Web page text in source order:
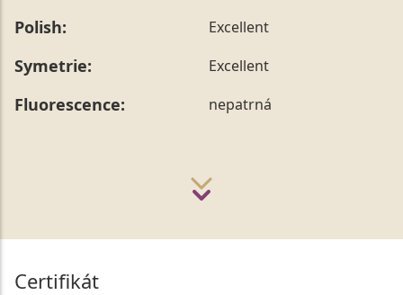
Polish: Excellent
Symetrie: Excellent
Fluorescence: nepatrná
Certifikát